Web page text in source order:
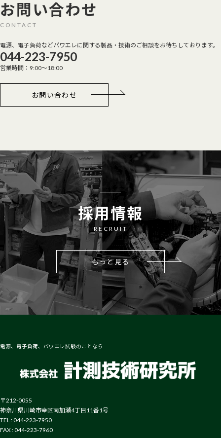
お問い合わせ
CONTACT
電源、電子負荷などパワエレに関する製品・技術のご相談をお待ちしております。
044-223-7950
営業時間：9:00～18:00
お問い合わせ
採用情報
RECRUIT
もっと見る
電源、電子負荷、パワエレ試験のことなら
〒212-0055
神奈川県川崎市幸区南加瀬4丁目11番1号
TEL : 044-223-7950
FAX : 044-223-7960